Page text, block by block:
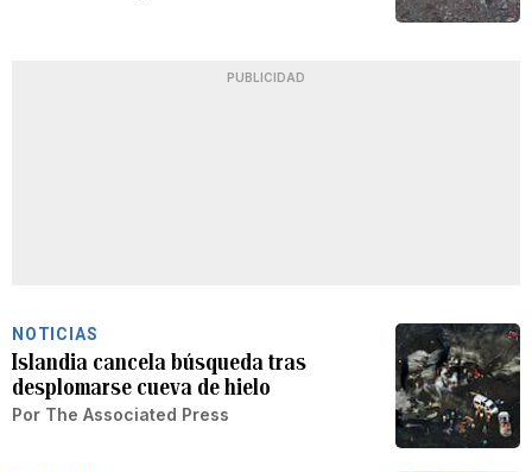
PUBLICIDAD
NOTICIAS
Islandia cancela búsqueda tras
desplomarse cueva de hielo
Por The Associated Press